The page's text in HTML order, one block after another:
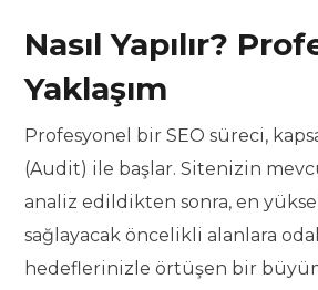
Nasıl Yapılır?
Yaklaşım
Profesyonel bir SEO süreci,
(Audit) ile başlar. Sitenizin
analiz edildikten sonra, en
sağlayacak öncelikli alanlara
hedeflerinizle örtüşen bir